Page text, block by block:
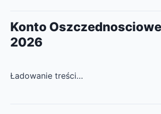
Konto
2026
Ładowanie treści…